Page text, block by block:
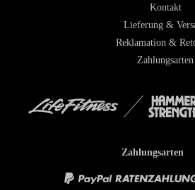
Kontakt
Lieferung &
Reklamation &
Zahlungsarten
Zahlungsarten